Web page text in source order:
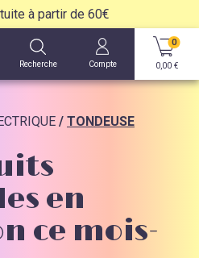
à partir de 60€
Recherche Compte
0
0,00 €
/ TONDEUSE
en
ce mois-